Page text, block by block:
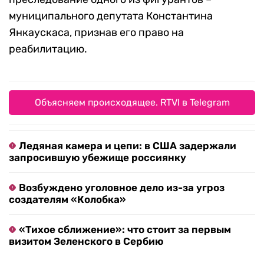
муниципального депутата Константина
Янкаускаса, признав его право на
реабилитацию.
Объясняем происходящее. RTVI в Telegram
Ледяная камера и цепи: в США задержали
запросившую убежище россиянку
Возбуждено уголовное дело из-за угроз
создателям «Колобка»
«Тихое сближение»: что стоит за первым
визитом Зеленского в Сербию